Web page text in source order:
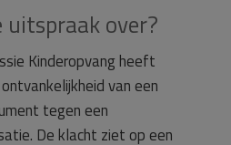
uitspraak over?
Kinderopvang heeft
van een
tegen een
De klacht ziet op een